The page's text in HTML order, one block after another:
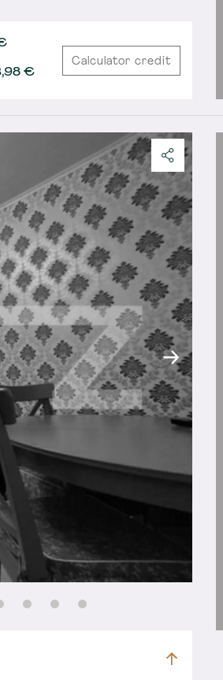
€
Calculator credit